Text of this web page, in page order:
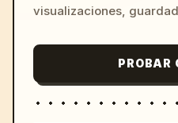
visualizaciones,
PROBAR